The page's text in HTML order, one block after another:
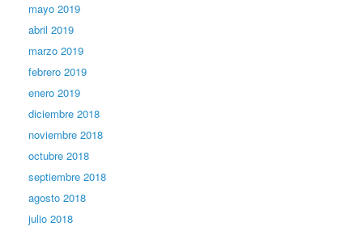
mayo 2019
abril 2019
marzo 2019
febrero 2019
enero 2019
diciembre 2018
noviembre 2018
octubre 2018
septiembre 2018
agosto 2018
julio 2018